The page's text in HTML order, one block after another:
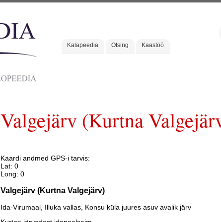
Kalapeedia Otsing Kaastöö
Valgejärv (Kurtna
Kaardi andmed GPS-i tarvis:
Lat: 0
Long: 0
Valgejärv (Kurtna Valgejärv)
Ida-Virumaal, Illuka vallas, Konsu küla juures asuv avalik järv